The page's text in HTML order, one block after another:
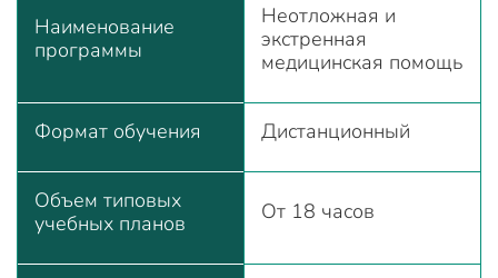
Наименование
программы
Неотложная и
экстренная
медицинская помощь
Формат обучения Дистанционный
Объем типовых
учебных планов
От 18 часов